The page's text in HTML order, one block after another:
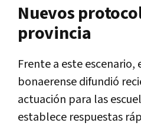
Nuevos
provincia
Frente a este escenario,
bonaerense difundió
actuación para las
establece respuestas